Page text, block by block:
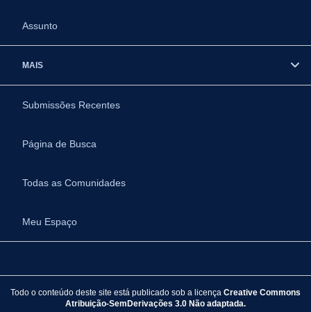
Assunto
MAIS
Submissões Recentes
Página de Busca
Todas as Comunidades
Meu Espaço
Todo o conteúdo deste site está publicado sob a licença Creative Commons
Atribuição-SemDerivações 3.0 Não adaptada.